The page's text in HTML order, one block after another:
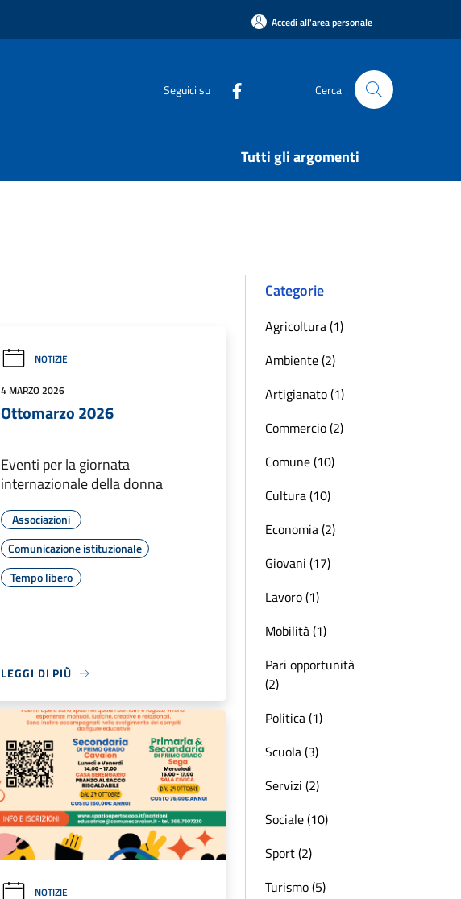
Accedi all'area personale
Seguici su Cerca
Tutti gli argomenti
NOTIZIE
4 MARZO 2026
Ottomarzo 2026
Eventi per la giornata
internazionale della donna
Associazioni
Comunicazione istituzionale
Tempo libero
LEGGI DI PIÙ
NOTIZIE
Categorie
Agricoltura (1)
Ambiente (2)
Artigianato (1)
Commercio (2)
Comune (10)
Cultura (10)
Economia (2)
Giovani (17)
Lavoro (1)
Mobilità (1)
Pari opportunità
(2)
Politica (1)
Scuola (3)
Servizi (2)
Sociale (10)
Sport (2)
Turismo (5)